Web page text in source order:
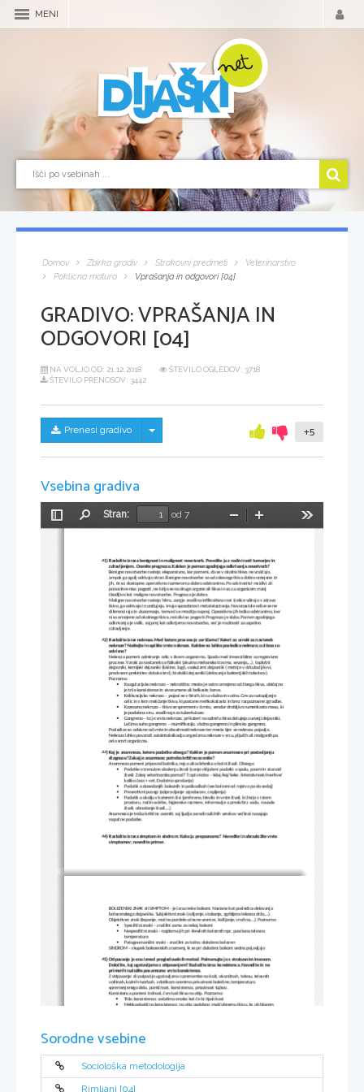
MENI
Domov Zbirka gradiv Strokovni predmeti
Veterinarstvo
Poklicna matura
Vprašanja in odgovori [04]
GRADIVO:VPRAŠANJA IN
ODGOVORI [04]
NA VOLJO OD: 21.12.2018
ŠTEVILO OGLEDOV: 3718
ŠTEVILO PRENOSOV: 3442
Prenesi gradivo Skrij/prikaži meni +5
Vsebina gradiva
Preklopi
Stran:
od 7
Pomanjšaj
31) Razložite izraza benignost in malignost novotvorb. Povežite ju z načini rasti tumorjev in
zdravljenjem. Ocenite prognozo. Kakšen je pomen zgodnjega odkrivanja novotvorb?
Benigne novotvorbe rastejo ekspanzivno, kar pomeni, da se v okolno tkivo ne vraščajo,
ampak ga zgolj odrivajo stran. Benigne novotvorbe so od zdravega tkiva dobro omejene in
jih, če so dostopne, operativno razmeroma dobro odstranimo. Po odstranitvi recidivi ali
ponovitve niso pogosti, ne širijo se na druge organe ali tkiva in so za organizem manj
škodljive kot maligne novotvorbe. Prognoza je dobra.
Maligne novotvorbe rastejo hitro, zanj je značilna infiltrativna rast (celice vdirajo v zdravo
tkivo, ga odrivajo in uničujejo, imajo sposobnost metatstaziranja. Novonastale celice se ne
diferencirajo in dozorevajo, temveč se množijo naprej. Operativno jih težko odstranimo, ker
niso omejene od okolnega tkiva, recidivi so pogosti. Prognoza je slaba. Pomen zgodnjega
odkrivanja je velik, saj prej kot odkrijemo novotvorbo, več je možnosti za uspešno
zdravljenje.
32) Razložite izraz nekroza. Med katere procese jo uvrščamo? Kateri so vzroki za nastanek
nekroze? Naštejte in opišite vrste nekroze. Kakšne so lahko posledice nekroze; od česa so
odvisne?
Nekroza pomeni odmiranje celic v živem organizmu. Spada med ireverzibilne oz regresivne
procese. Vzroki za nastanek so fizikalni (akutna mehanska travma, sevanja,...), toplotni
dejavniki, kemijski dejavniki (kisline, lugi), vaskularni dejavniki ( motnje v cirkulaciji krvi,
predvsem prekinitev dotoka krvi), biološki dejavniki (delovanje bakterijskih toksinov).
Poznamo:

Koagulacijsko nekrozo – nekrotično mesto je ostro omejeno od živega tkiva, običajno
je trše konsistence in sivorumene ali belkaste barve.

Kolikvacijsko nekrozo – pojavi se v tkivih, ki so vlažna in sočna. Gre za raztapljanje
celic in s tem meščanje tkiva, ki postane mehkokašasto in brez razpoznavne zgradbe.

Kazeozno nekrozo – tkivo se spremeni v čvrsto, vendar drobljivo rumenkasto maso, ki
je podobna siru, značilna je za tuberkulozo

Gangreno – to je vrsta nekroze, pri kateri na odmrlo tkivo delujejo zunanji dejavniki.
Ločimo suho gangreno – mumifikacijo, vlažno gangreno in plinsko gangreno.
Posledice so odvisne od vrste in obsežnosti nekroze ter mesta kjer se nekroza pojavlja.
Nekroza lahko povzroči avtointoksikacijo organizma nekroze v srcu, pljučih ali možganih pa
celo smrt organizma.
33) Kaj je anamneza, katere podatke obsega? Kakšen je pomen anamneze pri postavljanju
diagnoze? Zakaj je anamnezo potrebo kritično ocenite?
Anamneza pomeni pripoved lastnika, rejca ali oskrbnika o bolni živali. Obsega:

Podatke o trenutne obolenju živali (vanjo vključeni podatki o spolu, pasmi in starosti
živali; Zakaj veterinarska pomoč?  opis težav – kdaj/kaj/kako /intenzivnost/meritve/
koliko časa + vet. Dodatna vprašanja)

Podatki o dosedanjih boleznih in poškodbah (vse bolezni od rojstva pa do sedaj)

Preventivni posegi (odpravljanje zajedavcev, cepljenja)

Podatki o okolju v katerem živi (prehrana, število in vrste živali, ki živijo v istem
prostoru, način oskrbe, higienske razmere, informacije o preskrbi z vodo, navade
živali, obnašanje živali,...)
Anamnezo je treba kritično oceniti, saj ljudje zaradi različnih vzrokov večkrat navajajo
napačne podatke.
34) Razložite izraza simptom in sindrom. Kako ju prepoznamo? Navedite in obrazložite vrste
simptomov; navedite primer.
BOLEZENSKI ZNAK ali SIMPTOM – je izraz neke bolezni. Nastane kot posledica delovanja
bolezenskega dejavnika. Subjektivni znak (cviljenje, stokanje, zgrbljena telesna drža,...).
Objektiven znak (šepanje, močno pordele očesne veznice, kašljanje, vročina,...). Poznamo:

Specifični znaki – značilni samo za nekaj bolezni

Nespecifični znaki – najdemo jih pri številnih boleznih npr. povišana telesna
temperatura

Patognomonični znaki – značilni za točno določeno bolezen
SINDROM – skupek bolezenskih znamenj, ki se pri določeni bolezni vedno pojavljajo
35) Otipavanje je ena izmed pregledovalnih metod. Poimenujte jo s strokovnim imenom.
Določite, kaj ugotavljamo z otipavanjem? Razložite izraz konsistenca. Navedite in na
primerih razložite posamezno vrsto konsistence.
Z otipavanje ali palpacijo ugotavljamo spremembe na koži, okončinah, telesu, telesnih
votlinah, kožnih tvorbah, z dotikom ocenimo prisotnost bolečine, temperaturo
spremenjenega dela, pomičnost, konsistenco, prisotnost tujkov.
Konsistenca pomeni trdnost, čvrstost tkiva na otip. Poznamo:

Trdo konsistenco: začutimo enako kot če bi tipali kost

Mehkoelastično konsistenco: na otip podobno maščobnemu tkivu, že ob blagem

Fluktuacijsko konsistenco: občutimo gibanje tekočine

Emfizematozno konsistenco: mehurčki plina, šušti oz. poka pod prsti, zvok
kritično ocenite njihovo uporabo. Opišite delo veterinarskega tehnika pri sondiranju konja,
pri intramuskularni aplikaciji zdravil pri mački in odvzemu krvi pri prašiču.
Vedno pristopamo odločno, mirno in previdno, zagotoviti moramo varnost živali in ljudi, pri
s pomirjajočim glasom, pristopimo tako da nas žival vidi ter ocenimo telesno govorico živali.
Sorodne vsebine
Sociološka metodologija
Rimljani [04]